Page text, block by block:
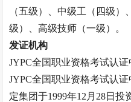
（五级）、中级工（四级
级）、高级技师（一级）。
发证机构
JYPC全国职业资格考试认证
JYPC全国职业资格考试认
定集团于1999年12 月 28日投